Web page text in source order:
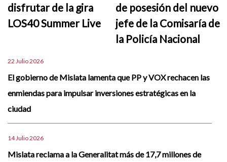
disfrutar de la gira
LOS40 Summer Live
de posesión del nuevo
jefe de la Comisaría de
la Policía Nacional
22 Julio 2026
El gobierno de Mislata lamenta que PP y VOX rechacen las
enmiendas para impulsar inversiones estratégicas en la
ciudad
14 Julio 2026
Mislata reclama a la Generalitat más de 17,7 millones de